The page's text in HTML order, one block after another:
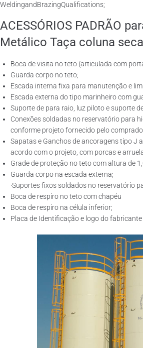
WeldingandBrazingQualifications;
ACESSÓRIOS PADRÃO
Metálico Taça coluna
Boca de visita no teto (articulada com
Guarda corpo no teto;
Escada interna fixa para manutenção e
Escada externa do tipo marinheiro com
Suporte de para raio, luz piloto e suporte
Conexões soldadas no reservatório para
conforme projeto fornecido pelo
Sapatas e Ganchos de ancoragens tipo J
acordo com o projeto, com porcas e
Grade de proteção no teto com altura de
Guarda corpo na escada externa;
·Suportes fixos soldados no reservatório
Boca de respiro no teto com chapéu
Boca de respiro na célula inferior;
Placa de Identificação e logo do